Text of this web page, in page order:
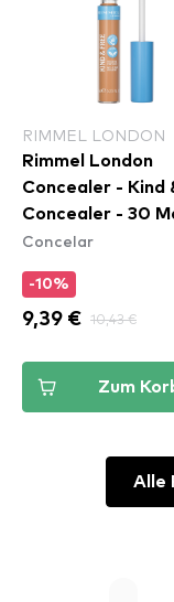
RIMMEL LONDON
Rimmel London
Concealer - Kind
Concealer - 30
Concelar
-10%
9,39 € 10,43 €
Zum
Alle